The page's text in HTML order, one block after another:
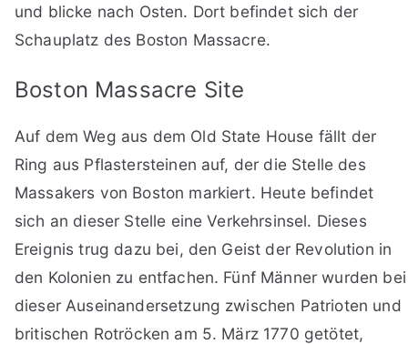
und blicke nach Osten. Dort befindet sich der
Schauplatz des Boston Massacre.
Boston Massacre Site
Auf dem Weg aus dem Old State House fällt der
Ring aus Pflastersteinen auf, der die Stelle des
Massakers von Boston markiert. Heute befindet
sich an dieser Stelle eine Verkehrsinsel. Dieses
Ereignis trug dazu bei, den Geist der Revolution in
den Kolonien zu entfachen. Fünf Männer wurden bei
dieser Auseinandersetzung zwischen Patrioten und
britischen Rotröcken am 5. März 1770 getötet,